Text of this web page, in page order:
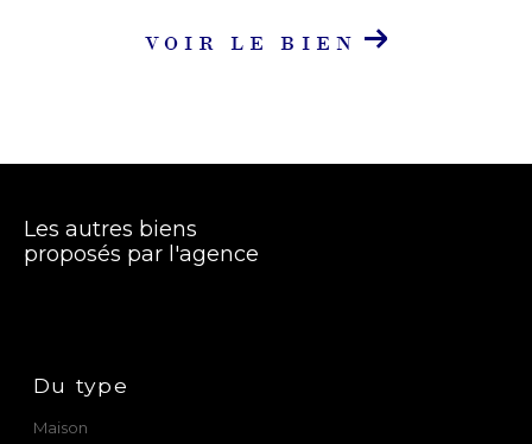
VOIR LE BIEN
Les autres biens
proposés par l'agence
Du type
Maison